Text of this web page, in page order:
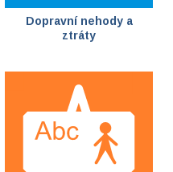
Dopravní nehody a
ztráty